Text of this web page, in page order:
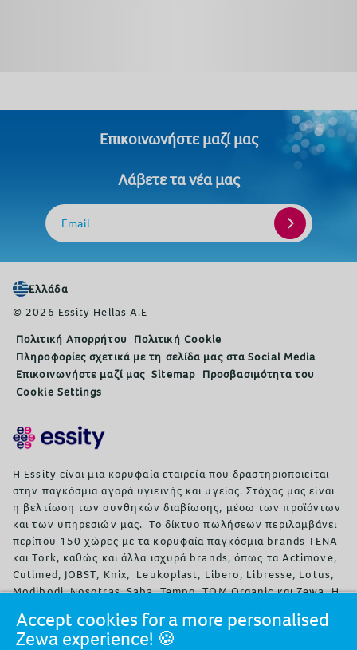
Επικοινωνήστε μαζί μας
Λάβετε τα νέα μας
Email
Ελλάδα
© 2026 Essity Hellas A.E
Πολιτική Απορρήτου
Πολιτική Cookie
Πληροφορίες σχετικά με τη σελίδα μας στα Social Media
Επικοινωνήστε μαζί μας Sitemap Προσβασιμότητα του
Cookie Settings
Η Essity είναι μια κορυφαία εταιρεία που δραστηριοποιείται
στην παγκόσμια αγορά υγιεινής και υγείας. Στόχος μας είναι
η βελτίωση των συνθηκών διαβίωσης, μέσω των προϊόντων
και των υπηρεσιών μας. Το δίκτυο πωλήσεων περιλαμβάνει
περίπου 150 χώρες με τα κορυφαία παγκόσμια brands TENA
και Tork, καθώς και άλλα ισχυρά brands, όπως τα Actimove,
Cutimed, JOBST, Knix, Leukoplast, Libero, Libresse, Lotus,
Modibodi, Nosotras, Saba, Tempo, TOM Organic και Zewa. Η
πωλήσεις ανήλθαν το 2024 σε περίπου 146 δις σουηδικές
κορώνες (13 δις ευρώ). Η έδρα της εταιρείας είναι στη
Accept cookies for a more personalised
Zewa experience! 🍪